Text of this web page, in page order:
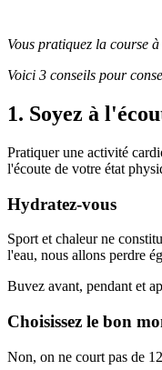
Vous pratiquez la course
Voici 3 conseils pour
1. Soyez à
Pratiquer une activité
l'écoute de votre état
Hydratez-vous
Sport et chaleur ne
l'eau, nous allons perdre
Buvez avant, pendant et
Choisissez le bon
Non, on ne court pas de